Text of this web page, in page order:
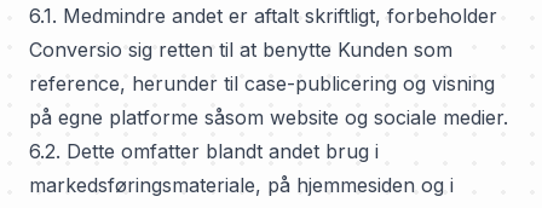
6.1. Medmindre andet er aftalt skriftligt, forbeholder
Conversio sig retten til at benytte Kunden som
reference, herunder til case-publicering og visning
på egne platforme såsom website og sociale medier.
6.2. Dette omfatter blandt andet brug i
markedsføringsmateriale, på hjemmesiden og i